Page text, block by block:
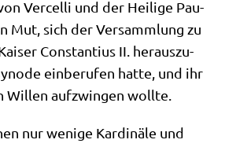
Ver­cel­li und der Hei­li­ge Pau­
Mut, sich der Ver­samm­lung zu
Con­stan­ti­us II. her­aus­zu­
ein­be­ru­fen hat­te, und ihr
Wil­len auf­zwin­gen wollte.
nur weni­ge Kar­di­nä­le und